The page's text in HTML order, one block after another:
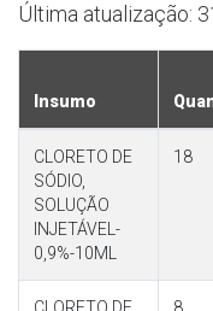
Última atualização:
Insumo
CLORETO DE
SÓDIO,
SOLUÇÃO
INJETÁVEL-
0,9%-10ML
18